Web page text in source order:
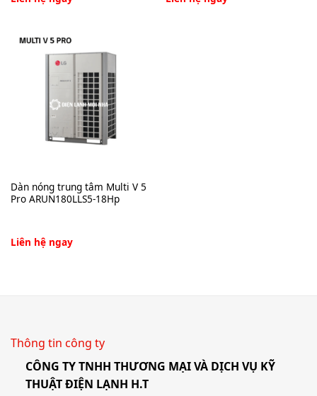
Dàn nóng trung tâm Multi V 5
Pro ARUN180LLS5-18Hp
Liên hệ ngay
Thông tin công ty
CÔNG TY TNHH THƯƠNG MẠI VÀ DỊCH VỤ KỸ
THUẬT ĐIỆN LẠNH H.T